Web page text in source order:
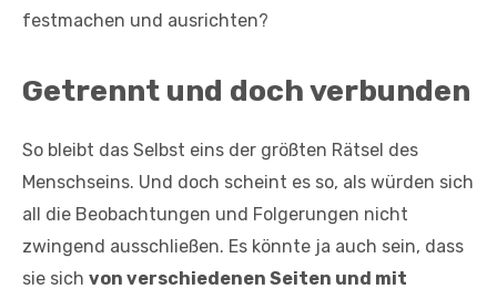
festmachen und ausrichten?
Getrennt und doch verbunden
So bleibt das Selbst eins der größten Rätsel des
Menschseins. Und doch scheint es so, als würden sich
all die Beobachtungen und Folgerungen nicht
zwingend ausschließen. Es könnte ja auch sein, dass
sie sich von verschiedenen Seiten und mit